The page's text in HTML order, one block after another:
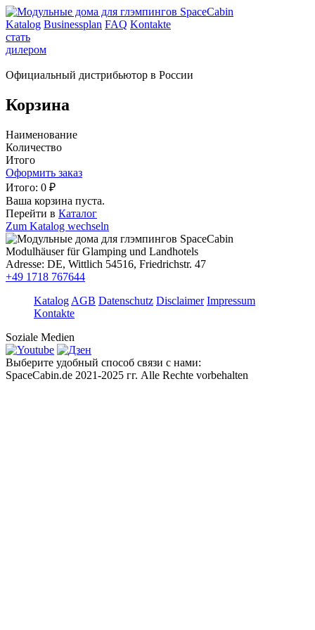
Katalog Businessplan FAQ Kontakte
стать
дилером
Официальный дистрибьютор в России
Корзина
Наименование
Количество
Итого
Оформить заказ
Итого: 0 ₽
Ваша корзина пуста.
Перейти в Каталог
Zum Katalog wechseln
Modulhäuser für Glamping und Landhotels
Adresse: DE, Wittlich 54516, Friedrichstr. 47
+49 1718 767644
Katalog AGB Datenschutz Disclaimer Impressum
Kontakte
Soziale Medien
Выберите удобный способ связи с нами:
SpaceCabin.de 2021-2025 гг. Alle Rechte vorbehalten